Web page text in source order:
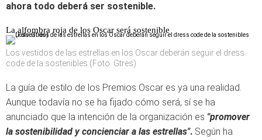
ahora todo deberá ser sostenible.
La alfombra roja de los Oscar será sostenible
Los vestidos de las estrellas en los Oscar deberán seguir el dress
code de la sostenibles (Foto: Gtres)
La guía de estilo de los Premios Oscar es ya una realidad.
Aunque todavía no se ha fijado cómo será, sí se ha
anunciado que la intención de la organización es "promover
la sostenibilidad y concienciar a las estrellas". Según ha